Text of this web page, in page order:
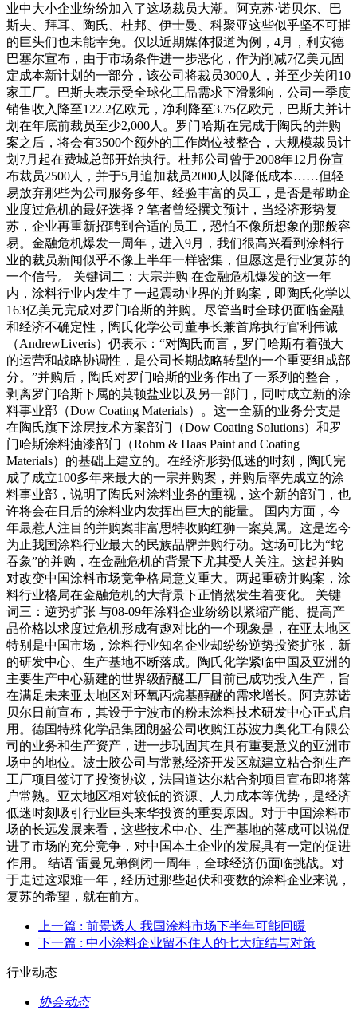
业中大小企业纷纷加入了这场裁员大潮。阿克苏·诺贝尔、巴
斯夫、拜耳、陶氏、杜邦、伊士曼、科聚亚这些似乎坚不可摧
的巨头们也未能幸免。仅以近期媒体报道为例，4月，利安德
巴塞尔宣布，由于市场条件进一步恶化，作为削减7亿美元固
定成本新计划的一部分，该公司将裁员3000人，并至少关闭10
家工厂。巴斯夫表示受全球化工品需求下滑影响，公司一季度
销售收入降至122.2亿欧元，净利降至3.75亿欧元，巴斯夫并计
划在年底前裁员至少2,000人。罗门哈斯在完成于陶氏的并购
案之后，将会有3500个额外的工作岗位被整合，大规模裁员计
划7月起在费城总部开始执行。杜邦公司曾于2008年12月份宣
布裁员2500人，并于5月追加裁员2000人以降低成本……但轻
易放弃那些为公司服务多年、经验丰富的员工，是否是帮助企
业度过危机的最好选择？笔者曾经撰文预计，当经济形势复
苏，企业再重新招聘到合适的员工，恐怕不像所想象的那般容
易。金融危机爆发一周年，进入9月，我们很高兴看到涂料行
业的裁员新闻似乎不像上半年一样密集，但愿这是行业复苏的
一个信号。 关键词二：大宗并购 在金融危机爆发的这一年
内，涂料行业内发生了一起震动业界的并购案，即陶氏化学以
163亿美元完成对罗门哈斯的并购。尽管当时全球仍面临金融
和经济不确定性，陶氏化学公司董事长兼首席执行官利伟诚
（AndrewLiveris）仍表示：“对陶氏而言，罗门哈斯有着强大
的运营和战略协调性，是公司长期战略转型的一个重要组成部
分。”并购后，陶氏对罗门哈斯的业务作出了一系列的整合，
剥离罗门哈斯下属的莫顿盐业以及另一部门，同时成立新的涂
料事业部（Dow Coating Materials）。这一全新的业务分支是
在陶氏旗下涂层技术方案部门（Dow Coating Solutions）和罗
门哈斯涂料油漆部门（Rohm & Haas Paint and Coating
Materials）的基础上建立的。在经济形势低迷的时刻，陶氏完
成了成立100多年来最大的一宗并购案，并购后率先成立的涂
料事业部，说明了陶氏对涂料业务的重视，这个新的部门，也
许将会在日后的涂料业内发挥出巨大的能量。 国内方面，今
年最惹人注目的并购案非富思特收购红狮一案莫属。这是迄今
为止我国涂料行业最大的民族品牌并购行动。这场可比为“蛇
吞象”的并购，在金融危机的背景下尤其受人关注。这起并购
对改变中国涂料市场竞争格局意义重大。两起重磅并购案，涂
料行业格局在金融危机的大背景下正悄然发生着变化。 关键
词三：逆势扩张 与08-09年涂料企业纷纷以紧缩产能、提高产
品价格以求度过危机形成有趣对比的一个现象是，在亚太地区
特别是中国市场，涂料行业知名企业却纷纷逆势投资扩张，新
的研发中心、生产基地不断落成。陶氏化学紧临中国及亚洲的
主要生产中心新建的世界级醇醚工厂目前已成功投入生产，旨
在满足未来亚太地区对环氧丙烷基醇醚的需求增长。阿克苏诺
贝尔日前宣布，其设于宁波市的粉末涂料技术研发中心正式启
用。德国特殊化学品集团朗盛公司收购江苏波力奥化工有限公
司的业务和生产资产，进一步巩固其在具有重要意义的亚洲市
场中的地位。波士胶公司与常熟经济开发区就建立粘合剂生产
工厂项目签订了投资协议，法国道达尔粘合剂项目宣布即将落
户常熟。亚太地区相对较低的资源、人力成本等优势，是经济
低迷时刻吸引行业巨头来华投资的重要原因。对于中国涂料市
场的长远发展来看，这些技术中心、生产基地的落成可以说促
进了市场的充分竞争，对中国本土企业的发展具有一定的促进
作用。 结语 雷曼兄弟倒闭一周年，全球经济仍面临挑战。对
于走过这艰难一年，经历过那些起伏和变数的涂料企业来说，
复苏的希望，就在前方。
上一篇 : 前景诱人 我国涂料市场下半年可能回暖
下一篇 : 中小涂料企业留不住人的七大症结与对策
行业动态
协会动态